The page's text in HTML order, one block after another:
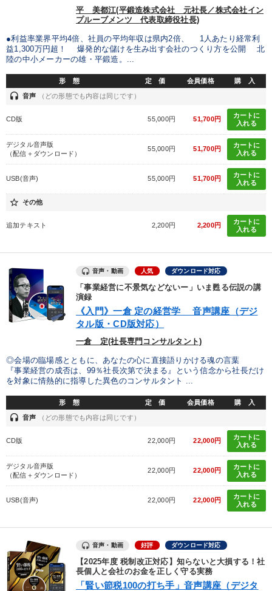
平 美都江(平鍛造株式会社 元社長／株式会社イン
プルーブメンツ 代表取締役社長)
●利益率業界平均4倍、社員の平均年収は県内2倍、 1人あたり経常利
益1,300万円超！ 爆発的な儲けを生み出す会社のつくり方を公開 北
陸の中小メーカーの雄・平鍛造。...
形 態 定 価 会員価格 購 入
headset 音声 （どの形態でも内容は同じです）
CD版 55,000円 51,700円
カートに
入れる
デジタル音声版
（配信＋ダウンロード）
55,000円 51,700円
カートに
入れる
USB(音声) 55,000円 51,700円
カートに
入れる
star_border その他
追加テキスト 2,200円 2,200円
カートに
入れる
音声・動画 人気 ダウンロード対応
「事業経営に不景気などないー」いま甦る伝説の講
演録
《入門》一倉 定の経営学 音声講座（デジ
タル版・CD版対応）
一倉 定(社長専門コンサルタント)
◎会場の臨場感とともに、あなたの心に直接語りかける魂の言葉
『事業経営の成否は、99％社長次第で決まる』という信念から社長だけ
を対象に情熱的に指導した異色のコンサルタント ...
形 態 定 価 会員価格 購 入
headset 音声 （どの形態でも内容は同じです）
CD版 22,000円 22,000円
カートに
入れる
デジタル音声版
（配信＋ダウンロード）
22,000円 22,000円
カートに
入れる
USB(音声) 22,000円 22,000円
カートに
入れる
音声・動画 好評 ダウンロード対応
【2025年度 税制改正対応】知らないと大損する！社
長個人と会社のお金を正しく守る実務
「賢い節税100の打ち手」音声講座（デジタ